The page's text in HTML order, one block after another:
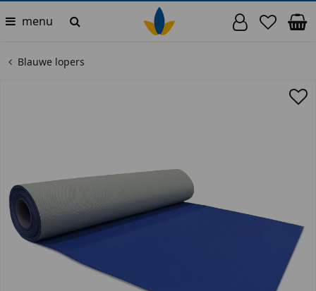
menu
Blauwe lopers